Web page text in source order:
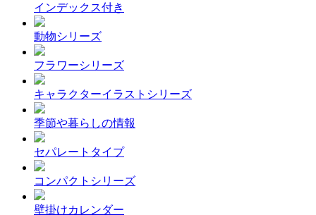
インデックス付き
動物シリーズ
フラワーシリーズ
キャラクターイラストシリーズ
季節や暮らしの情報
セパレートタイプ
コンパクトシリーズ
壁掛けカレンダー